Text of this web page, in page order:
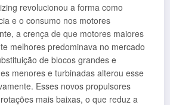
revolucionou a forma como
e o consumo nos motores
a crença de que motores maiores
melhores predominava no mercado
de blocos grandes e
menores e turbinadas alterou esse
Esses novos propulsores
mais baixas, o que reduz a